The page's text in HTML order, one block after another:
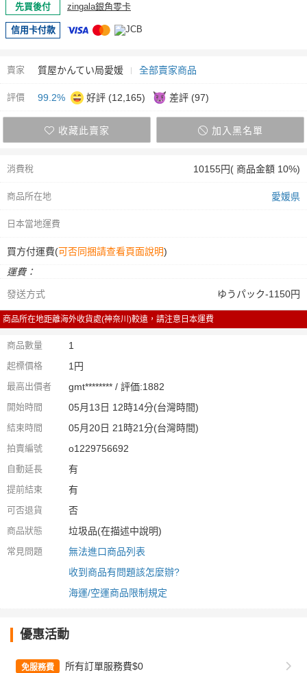
先買後付 zingala銀角零卡
信用卡付款
賣家 質屋かんてい局愛媛 全部賣家商品
評價 99.2% 好評 (12,165) 差評 (97)
收藏此賣家 加入黑名單
消費稅 10155円( 商品金額 10%)
商品所在地 愛媛県
日本當地運費
買方付運費(可否同捆請查看頁面說明)
運費：
發送方式
ゆうパック-1150円
商品所在地距離海外收貨處(神奈川)較遠，請注意日本運費
商品數量 1
起標價格 1円
最高出價者 gmt******** / 評価:1882
開始時間 05月13日 12時14分(台灣時間)
結束時間 05月20日 21時21分(台灣時間)
拍賣編號 o1229756692
自動延長 有
提前結束 有
可否退貨 否
商品狀態 垃圾品(在描述中說明)
常見問題
無法進口商品列表
收到商品有問題該怎麼辦?
海運/空運商品限制規定
優惠活動
免服務費 所有訂單服務費$0